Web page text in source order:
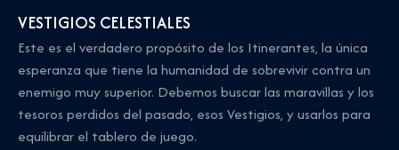
VESTIGIOS CELESTIALES
Este es el verdadero propósito de los Itinerantes, la única
esperanza que tiene la humanidad de sobrevivir contra un
enemigo muy superior. Debemos buscar las maravillas y los
tesoros perdidos del pasado, esos Vestigios, y usarlos para
equilibrar el tablero de juego.